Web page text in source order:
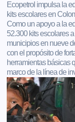
Ecopetrol impulsa la
kits escolares en
Como un apoyo a la
52.300 kits escolares
municipios en nueve
con el propósito de
herramientas básicas
marco de la línea de